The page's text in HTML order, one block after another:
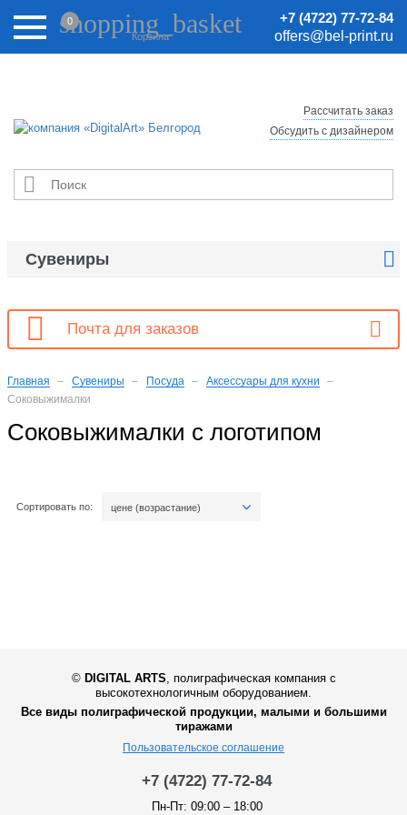
Внимание! Цены на сайте могут быть неактуальными.
Актуальные цены уточняйте у менеджеров.
+7 (4722) 77-72-84
offers@bel-print.ru
shopping_basket
Корзина
0

Рассчитать заказ
Обсудить с дизайнером
Сувениры 
 Почта для заказов
Главная Сувениры Посуда
Аксессуары для кухни
Соковыжималки
Соковыжималки с логотипом
Сортировать по: цене (возрастание)
© DIGITAL ARTS
полиграфическая компания с
высокотехнологичным оборудованием.
Все виды полиграфической продукции, малыми и большими
тиражами
Пользовательское соглашение
+7 (4722) 77-72-84
Пн-Пт: 09:00 – 18:00